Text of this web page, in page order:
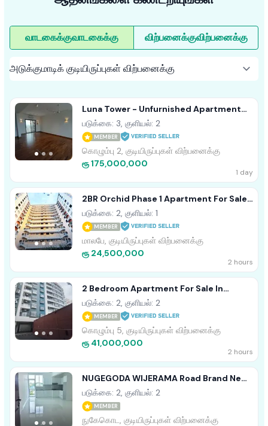
வாடகைக்குவாடகைக்கு விற்பனைக்குவிற்பனைக்கு
Luna Tower - Unfurnished Apartment
For Sale A18488 Colombo 02
படுக்கை: 3, குளியல்: 2
MEMBER
கொழும்பு 2, குடியிருப்புகள் விற்பனைக்கு
ரூ 175,000,000
1 day
2BR Orchid Phase 1 Apartment For Sale
In Malabe
படுக்கை: 2, குளியல்: 1
MEMBER
மாலபே, குடியிருப்புகள் விற்பனைக்கு
ரூ 24,500,000
2 hours
2 Bedroom Apartment For Sale In
Colombo 5
படுக்கை: 2, குளியல்: 2
MEMBER
கொழும்பு 5, குடியிருப்புகள் விற்பனைக்கு
ரூ 41,000,000
2 hours
NUGEGODA WIJERAMA Road Brand New
Luxury Apatment For Sale
படுக்கை: 2, குளியல்: 2
MEMBER
நுகேகொட, குடியிருப்புகள் விற்பனைக்கு